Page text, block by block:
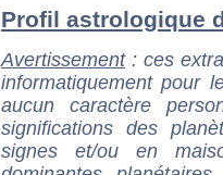
Profil astrologique
Avertissement: ces
informatiquement pour
aucun caractère
significations des
signes et/ou en